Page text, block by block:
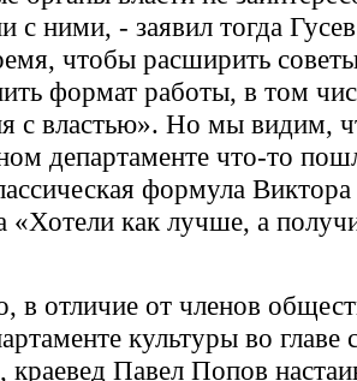
с ними, - заявил тогда
чтобы расширить
формат работы, в том
с властью». Но мы видим,
департаменте что-то
формула Виктора
как лучше, а
в отличие от членов
культуры во главе
Павел Попов